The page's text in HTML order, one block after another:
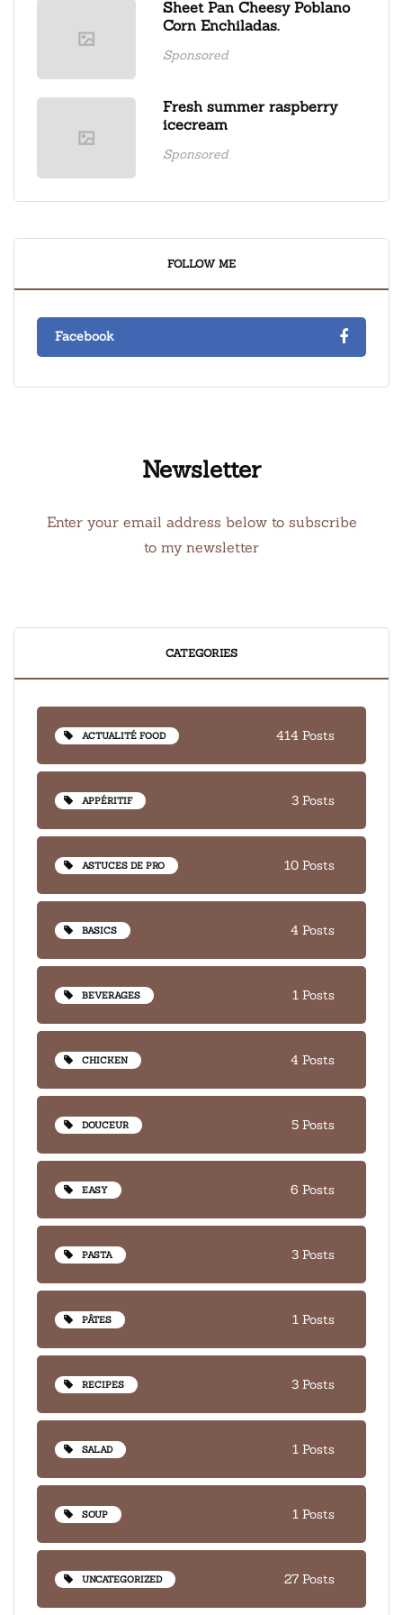
Sheet Pan Cheesy Poblano
Corn Enchiladas.
Sponsored
Fresh summer raspberry
icecream
Sponsored
FOLLOW ME
Facebook
Newsletter
Enter your email address below to subscribe
to my newsletter
CATEGORIES
ACTUALITÉ FOOD 414 Posts
APPÉRITIF 3 Posts
ASTUCES DE PRO 10 Posts
BASICS 4 Posts
BEVERAGES 1 Posts
CHICKEN 4 Posts
DOUCEUR 5 Posts
EASY 6 Posts
PASTA 3 Posts
PÂTES 1 Posts
RECIPES 3 Posts
SALAD 1 Posts
SOUP 1 Posts
UNCATEGORIZED 27 Posts